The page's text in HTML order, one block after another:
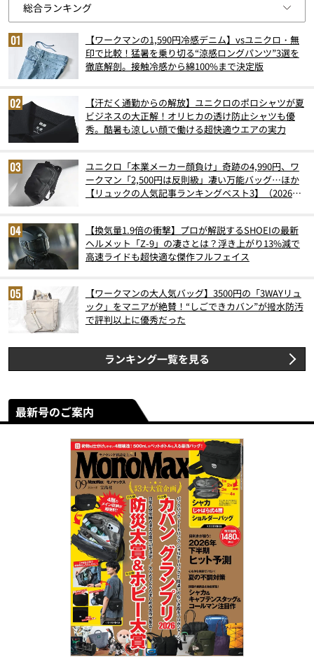
【ワークマンの1,590円冷感デニム】vsユニクロ・無
印で比較！猛暑を乗り切る“涼感ロングパンツ”3選を
徹底解剖。接触冷感から綿100%まで決定版
【汗だく通勤からの解放】ユニクロのポロシャツが夏
ビジネスの大正解！オリヒカの透け防止シャツも優
秀。酷暑も涼しい顔で働ける超快適ウエアの実力
ユニクロ「本業メーカー顔負け」奇跡の4,990円、ワ
ークマン「2,500円は反則級」凄い万能バッグ…ほか
【リュックの人気記事ランキングベスト3】（2026年
【換気量1.9倍の衝撃】プロが解説するSHOEIの最新
ヘルメット「Z-9」の凄さとは？浮き上がり13%減で
高速ライドも超快適な傑作フルフェイス
【ワークマンの大人気バッグ】3500円の「3WAYリュ
ック」をマニアが絶賛！“しごできカバン”が撥水防汚
で評判以上に優秀だった
ランキング一覧を見る
最新号のご案内